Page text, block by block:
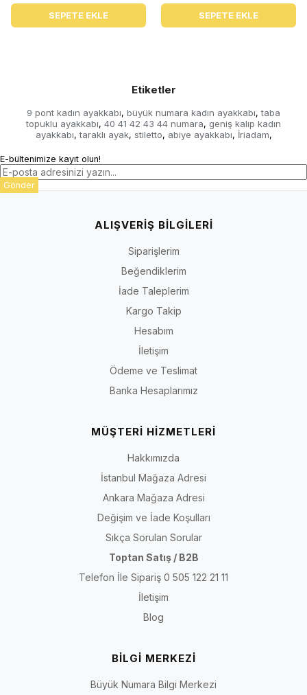
SEPETE EKLE SEPETE EKLE
Etiketler
9 pont kadın ayakkabı, büyük numara kadın ayakkabı, taba
topuklu ayakkabı, 40 41 42 43 44 numara, geniş kalıp kadın
ayakkabı, taraklı ayak, stiletto, abiye ayakkabı, İriadam,
E-bültenimize kayıt olun!
Gönder
ALIŞVERİŞ BİLGİLERİ
Siparişlerim
Beğendiklerim
İade Taleplerim
Kargo Takip
Hesabım
İletişim
Ödeme ve Teslimat
Banka Hesaplarımız
MÜŞTERİ HİZMETLERİ
Hakkımızda
İstanbul Mağaza Adresi
Ankara Mağaza Adresi
Değişim ve İade Koşulları
Sıkça Sorulan Sorular
Toptan Satış / B2B
Telefon İle Sipariş 0 505 122 21 11
İletişim
Blog
BİLGİ MERKEZİ
Büyük Numara Bilgi Merkezi